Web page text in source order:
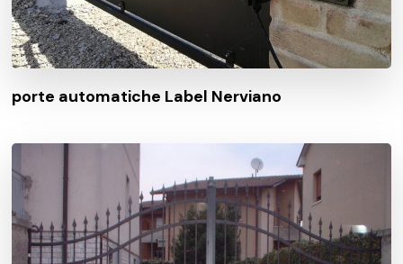
porte automatiche Label Nerviano